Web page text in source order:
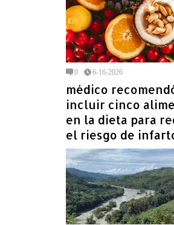
0 6-16-2026
médico
incluir cinco
en la dieta para
el riesgo de